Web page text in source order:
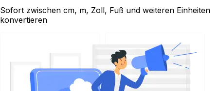
Sofort zwischen cm, m, Zoll, Fuß und weiteren Einheiten
konvertieren